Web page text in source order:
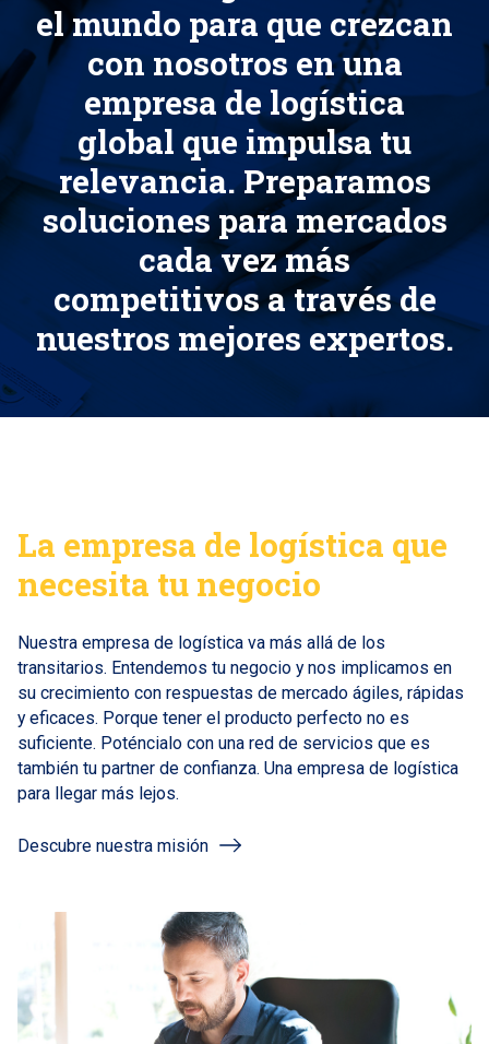
el mundo para que crezcan
con nosotros en una
empresa de logística
global que impulsa tu
relevancia. Preparamos
soluciones para mercados
cada vez más
competitivos a través de
nuestros mejores expertos.
La empresa de logística que
necesita tu negocio
Nuestra empresa de logística va más allá de los
transitarios. Entendemos tu negocio y nos implicamos en
su crecimiento con respuestas de mercado ágiles, rápidas
y eficaces. Porque tener el producto perfecto no es
suficiente. Poténcialo con una red de servicios que es
también tu partner de confianza. Una empresa de logística
para llegar más lejos.
Descubre nuestra misión